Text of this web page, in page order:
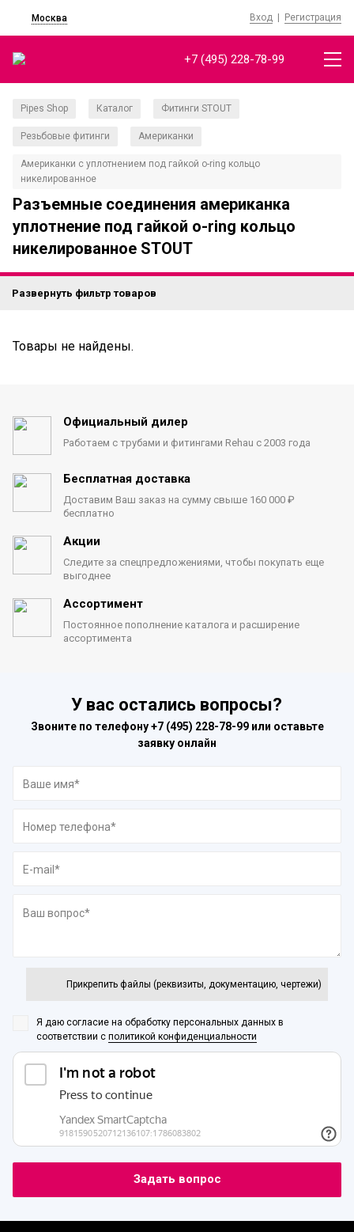
Москва Вход | Регистрация
+7 (495) 228-78-99
Pipes Shop Каталог Фитинги STOUT
Резьбовые фитинги Американки
Американки с уплотнением под гайкой o-ring кольцо
никелированное
Разъемные соединения американка
уплотнение под гайкой o-ring кольцо
никелированное STOUT
Развернуть фильтр товаров
Товары не найдены.
Официальный дилер
Работаем с трубами и фитингами Rehau с 2003 года
Бесплатная доставка
Доставим Ваш заказ на сумму свыше 160 000 ₽
бесплатно
Акции
Следите за спецпредложениями, чтобы покупать еще
выгоднее
Ассортимент
Постоянное пополнение каталога и расширение
ассортимента
У вас остались вопросы?
Звоните по телефону+7 (495) 228-78-99или оставьте
заявку онлайн
Прикрепить файлы (реквизиты, документацию, чертежи)
Я даю согласие на обработку персональных данных в
соответствии с политикой конфиденциальности